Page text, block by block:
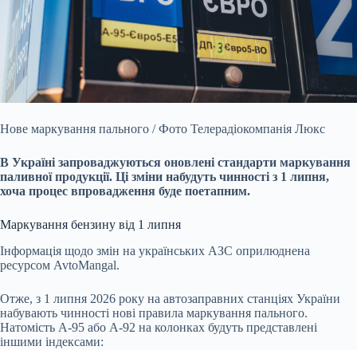
Нове маркування пального / Фото Телерадіокомпанія Люкс
В Україні запроваджуються оновлені стандарти маркування
паливної продукції. Ці зміни набудуть чинності з 1 липня,
хоча процес впровадження буде поетапним.
Маркування бензину від 1 липня
Інформація щодо змін на українських АЗС оприлюднена
ресурсом AvtoMangal.
Отже, з 1 липня 2026 року на автозаправних станціях України
набувають чинності нові правила маркування пального.
Натомість А-95 або А-92 на колонках будуть представлені
іншими індексами: